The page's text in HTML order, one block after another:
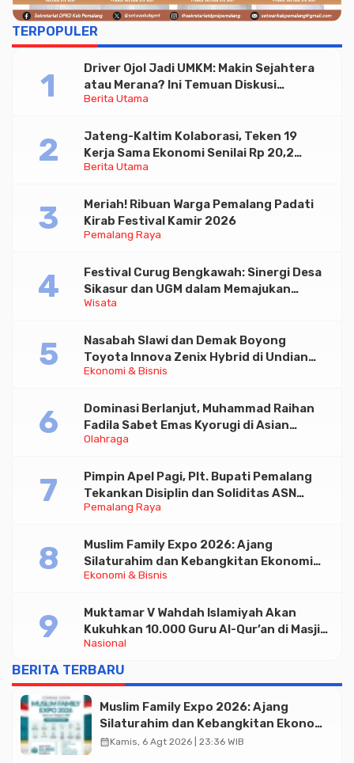
TERPOPULER
Berita Utama
Driver Ojol Jadi UMKM: Makin Sejahtera
atau Merana? Ini Temuan Diskusi
Paramadina
Berita Utama
Jateng-Kaltim Kolaborasi, Teken 19
Kerja Sama Ekonomi Senilai Rp 20,2
Triliun
Pemalang Raya
Meriah! Ribuan Warga Pemalang Padati
Kirab Festival Kamir 2026
Wisata
Festival Curug Bengkawah: Sinergi Desa
Sikasur dan UGM dalam Memajukan
Wisata serta UMKM Lokal
Ekonomi & Bisnis
Nasabah Slawi dan Demak Boyong
Toyota Innova Zenix Hybrid di Undian
Tabungan Bima Bank Jateng
Olahraga
Dominasi Berlanjut, Muhammad Raihan
Fadila Sabet Emas Kyorugi di Asian
Taekwondo Indonesia Open 2026
Pemalang Raya
Pimpin Apel Pagi, Plt. Bupati Pemalang
Tekankan Disiplin dan Soliditas ASN
untuk Pelayanan Publik
Ekonomi & Bisnis
Muslim Family Expo 2026: Ajang
Silaturahim dan Kebangkitan Ekonomi
Halal di Jakarta
Nasional
Muktamar V Wahdah Islamiyah Akan
Kukuhkan 10.000 Guru Al-Qur’an di Masjid
Istiqlal
BERITA TERBARU
Muslim Family Expo 2026: Ajang
Silaturahim dan Kebangkitan Ekonomi
Halal di Jakarta
calendar_monthKamis, 6 Agt 2026 | 23:36 WIB